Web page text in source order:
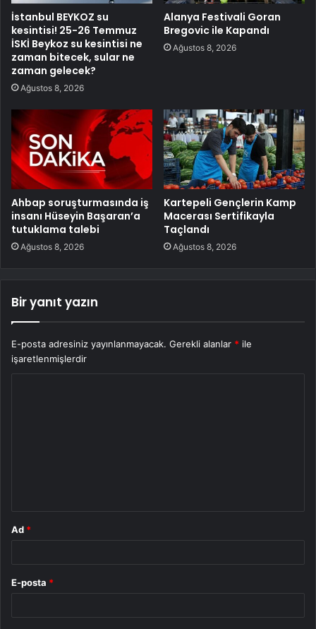
İstanbul BEYKOZ su
kesintisi! 25-26 Temmuz
İSKİ Beykoz su kesintisi ne
zaman bitecek, sular ne
zaman gelecek?
Ağustos 8, 2026
Alanya Festivali Goran
Bregovic ile Kapandı
Ağustos 8, 2026
Ahbap soruşturmasında iş
insanı Hüseyin Başaran’a
tutuklama talebi
Ağustos 8, 2026
Kartepeli Gençlerin Kamp
Macerası Sertifikayla
Taçlandı
Ağustos 8, 2026
Bir yanıt yazın
E-posta adresiniz yayınlanmayacak. Gerekli alanlar * ile
işaretlenmişlerdir
Ad *
E-posta *